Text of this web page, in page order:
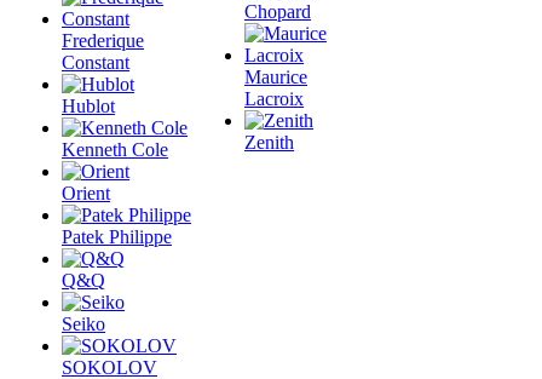
Frederique
Constant
Hublot
Kenneth Cole
Orient
Patek Philippe
Q&Q
Seiko
SOKOLOV
Chopard
Maurice
Lacroix
Zenith